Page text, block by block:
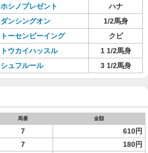
ホシノプレゼント
ハナ
ダンシングオン
1/2馬身
トーセンビーイング
クビ
トウカイハッスル
1 1/2馬身
シュフルール 3 1/2馬身
馬番 金額
7 610円
7
180円